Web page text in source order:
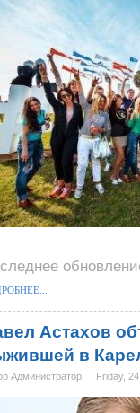
Астахов
в
Администратор Friday,